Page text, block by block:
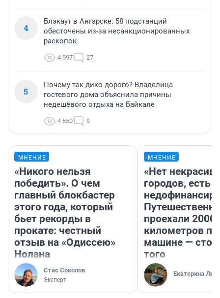
4
Блэкаут в Ангарске: 58 подстанций
обесточены из-за несанкционированных
раскопок
4 997 27
5
Почему так дико дорого? Владелица
гостевого дома объяснила причины
недешёвого отдыха на Байкале
4 550 9
МНЕНИЕ
«Никого нельзя
победить». О чем
главный блокбастер
этого года, который
бьет рекорды в
прокате: честный
отзыв на «Одиссею»
Нолана
Стас Соколов
Эксперт
МНЕНИЕ
«Нет
городов, есть
проехали 2000
километров по
машине —
того
Екатерина